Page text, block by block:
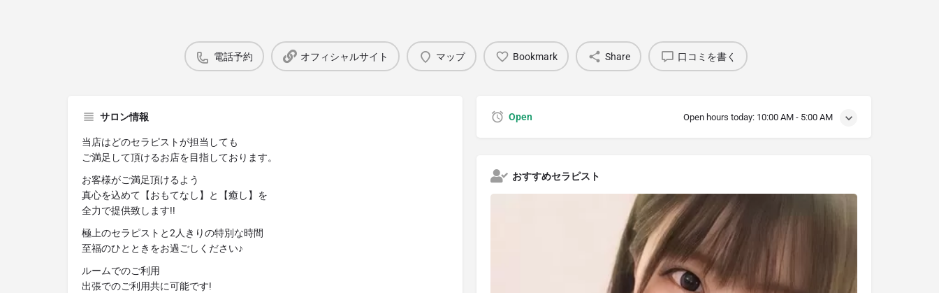
電話予約 オフィシャルサイト マップ Bookmark Share 口コミを書く
サロン情報
当店はどのセラピストが担当しても
ご満足して頂けるお店を目指しております。
お客様がご満足頂けるよう
真心を込めて【おもてなし】と【癒し】を
全力で提供致します!!
極上のセラピストと2人きりの特別な時間
至福のひとときをお過ごしください♪
ルームでのご利用
出張でのご利用共に可能です!
Open Open hours today: 10:00 AM - 5:00 AM
おすすめセラピスト